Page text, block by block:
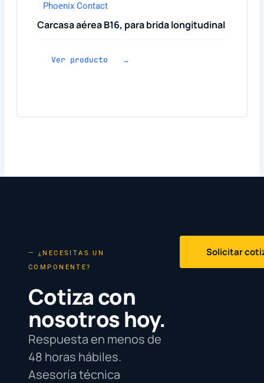
Phoenix Contact
Carcasa aérea B16, para brida longitudinal
Ver producto →
— ¿NECESITAS UN
COMPONENTE?
Cotiza con
nosotros hoy.
Respuesta en menos de
48 horas hábiles.
Asesoría técnica
Solicitar